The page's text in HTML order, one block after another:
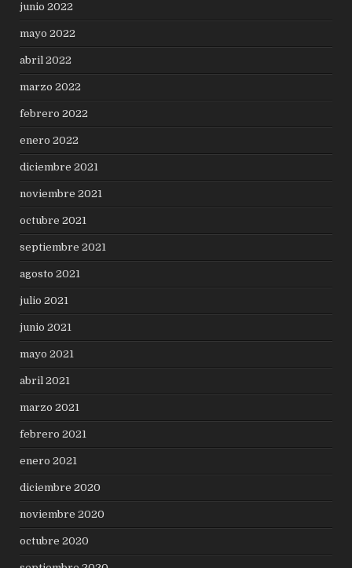
junio 2022
mayo 2022
abril 2022
marzo 2022
febrero 2022
enero 2022
diciembre 2021
noviembre 2021
octubre 2021
septiembre 2021
agosto 2021
julio 2021
junio 2021
mayo 2021
abril 2021
marzo 2021
febrero 2021
enero 2021
diciembre 2020
noviembre 2020
octubre 2020